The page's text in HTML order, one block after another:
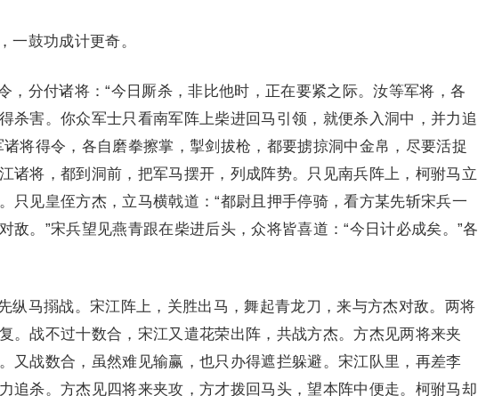
鼓功成计更奇。
分付诸将：“今日厮杀，非比他时，正在要紧之际。汝等军将，各
杀害。你众军士只看南军阵上柴进回马引领，就便杀入洞中，并力追
将得令，各自磨拳擦掌，掣剑拔枪，都要掳掠洞中金帛，尽要活捉
诸将，都到洞前，把军马摆开，列成阵势。只见南兵阵上，柯驸马立
只见皇侄方杰，立马横戟道：“都尉且押手停骑，看方某先斩宋兵一
敌。”宋兵望见燕青跟在柴进后头，众将皆喜道：“今日计必成矣。”各
马搦战。宋江阵上，关胜出马，舞起青龙刀，来与方杰对敌。两将
。战不过十数合，宋江又遣花荣出阵，共战方杰。方杰见两将来夹
又战数合，虽然难见输赢，也只办得遮拦躲避。宋江队里，再差李
追杀。方杰见四将来夹攻，方才拨回马头，望本阵中便走。柯驸马却